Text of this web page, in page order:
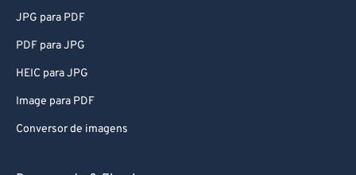
JPG para PDF
PDF para JPG
HEIC para JPG
Image para PDF
Conversor de imagens